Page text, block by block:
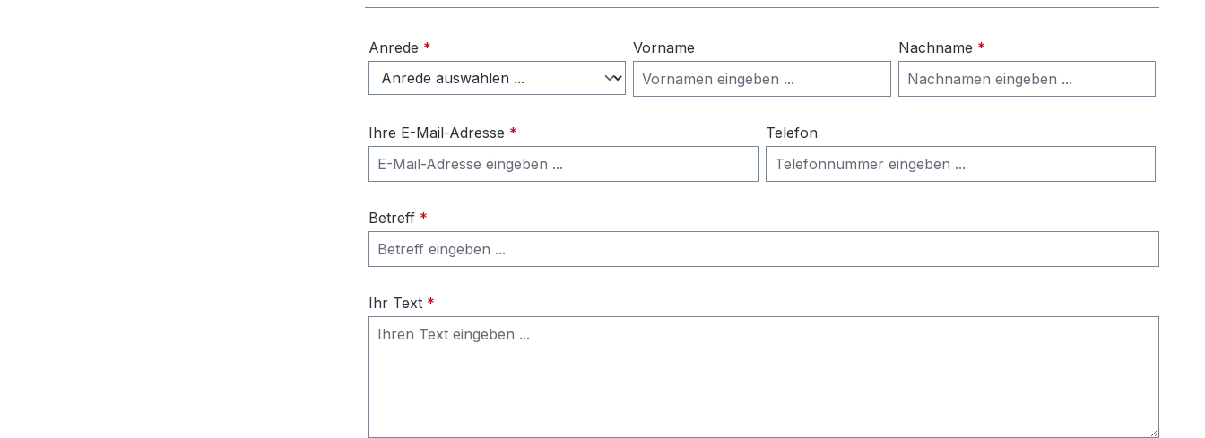
Anrede * Vorname Nachname *
Ihre E-Mail-Adresse * Telefon
Betreff *
Ihr Text *